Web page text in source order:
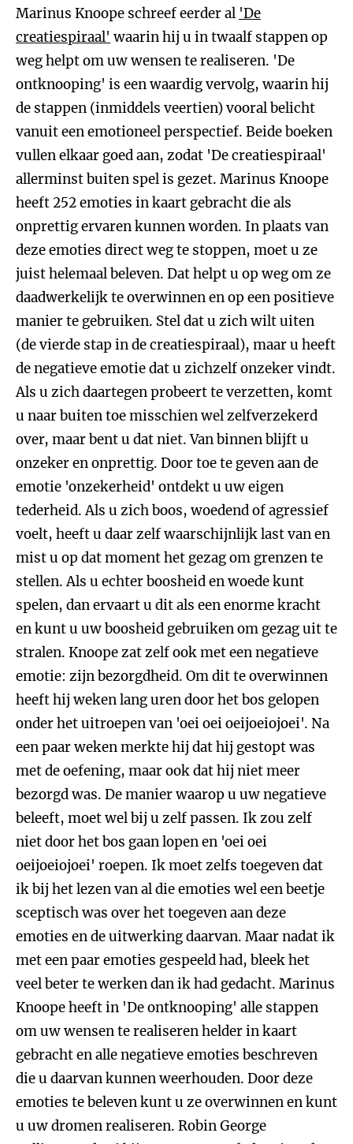
Marinus Knoope schreef eerder al 'De
creatiespiraal' waarin hij u in twaalf stappen op
weg helpt om uw wensen te realiseren. 'De
ontknooping' is een waardig vervolg, waarin hij
de stappen (inmiddels veertien) vooral belicht
vanuit een emotioneel perspectief. Beide boeken
vullen elkaar goed aan, zodat 'De creatiespiraal'
allerminst buiten spel is gezet. Marinus Knoope
heeft 252 emoties in kaart gebracht die als
onprettig ervaren kunnen worden. In plaats van
deze emoties direct weg te stoppen, moet u ze
juist helemaal beleven. Dat helpt u op weg om ze
daadwerkelijk te overwinnen en op een positieve
manier te gebruiken. Stel dat u zich wilt uiten
(de vierde stap in de creatiespiraal), maar u heeft
de negatieve emotie dat u zichzelf onzeker vindt.
Als u zich daartegen probeert te verzetten, komt
u naar buiten toe misschien wel zelfverzekerd
over, maar bent u dat niet. Van binnen blijft u
onzeker en onprettig. Door toe te geven aan de
emotie 'onzekerheid' ontdekt u uw eigen
tederheid. Als u zich boos, woedend of agressief
voelt, heeft u daar zelf waarschijnlijk last van en
mist u op dat moment het gezag om grenzen te
stellen. Als u echter boosheid en woede kunt
spelen, dan ervaart u dit als een enorme kracht
en kunt u uw boosheid gebruiken om gezag uit te
stralen. Knoope zat zelf ook met een negatieve
emotie: zijn bezorgdheid. Om dit te overwinnen
heeft hij weken lang uren door het bos gelopen
onder het uitroepen van 'oei oei oeijoeiojoei'. Na
een paar weken merkte hij dat hij gestopt was
met de oefening, maar ook dat hij niet meer
bezorgd was. De manier waarop u uw negatieve
beleeft, moet wel bij u zelf passen. Ik zou zelf
niet door het bos gaan lopen en 'oei oei
oeijoeiojoei' roepen. Ik moet zelfs toegeven dat
ik bij het lezen van al die emoties wel een beetje
sceptisch was over het toegeven aan deze
emoties en de uitwerking daarvan. Maar nadat ik
met een paar emoties gespeeld had, bleek het
veel beter te werken dan ik had gedacht. Marinus
Knoope heeft in 'De ontknooping' alle stappen
om uw wensen te realiseren helder in kaart
gebracht en alle negatieve emoties beschreven
die u daarvan kunnen weerhouden. Door deze
emoties te beleven kunt u ze overwinnen en kunt
u uw dromen realiseren. Robin George